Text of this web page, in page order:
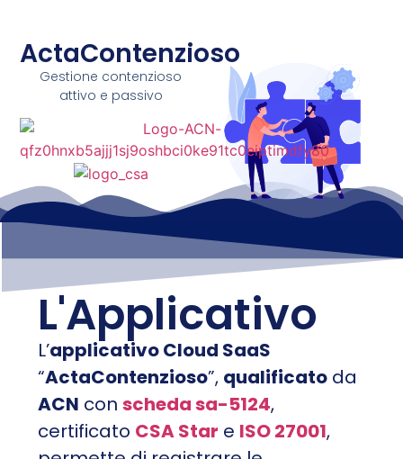
ActaContenzioso
Gestione contenzioso
attivo e passivo
L'Applicativo
L’applicativo Cloud SaaS
“ActaContenzioso”, qualificato da
ACN con scheda sa-5124,
certificato CSA Star e ISO 27001,